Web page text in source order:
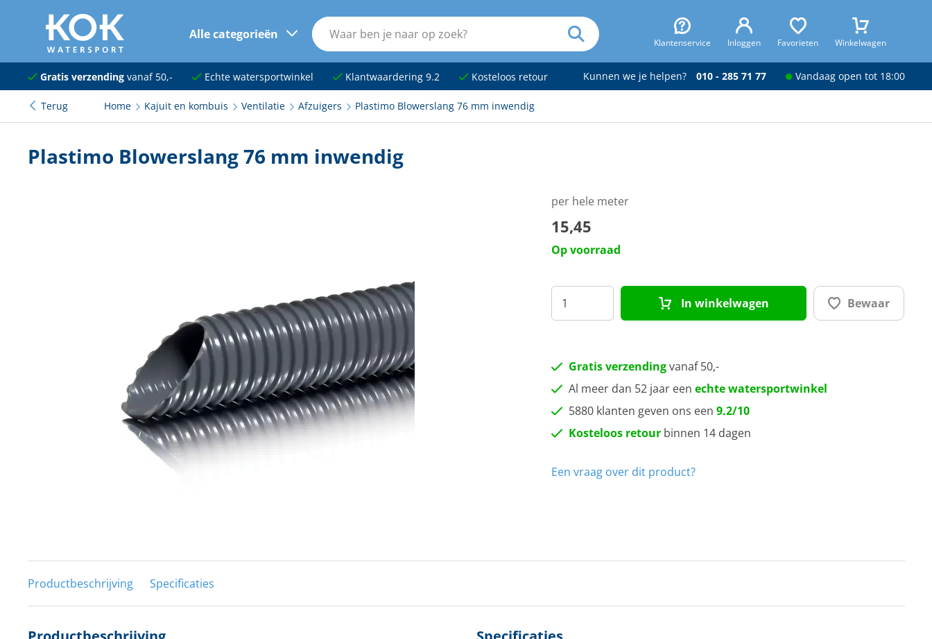
naar hoofdinhoud
Alle categorieën
Klantenservice Inloggen Favorieten Winkelwagen
Navigatie
Dekuitrusting
Tuigage en dekbeslag
Boten, toebehoren en fun
Meubels en lifestyle
Gratis verzendingvanaf 50,- Echte watersportwinkel Klantwaardering 9.2 Kosteloos retour Kunnen we je helpen? 010 - 285 71 77 Vandaag open tot 18:00
Terug Home Kajuit en kombuis Ventilatie Afzuigers Plastimo Blowerslang 76 mm inwendig
Plastimo Blowerslang 76 mm inwendig
per hele meter
15,45
Op voorraad
In winkelwagen Bewaar
Gratis verzendingvanaf 50,-
Al meer dan 52 jaar een echte watersportwinkel
5880 klanten geven ons een 9.2/10
Kosteloos retourbinnen 14 dagen
Een vraag over dit product?
Productbeschrijving Specificaties